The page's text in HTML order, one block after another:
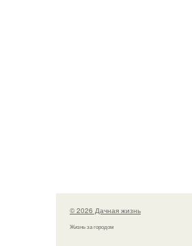
© 2026 Дачная жизнь
Жизнь за городом